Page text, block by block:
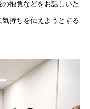
抱負などをお話しいた
持ちを伝えようとする